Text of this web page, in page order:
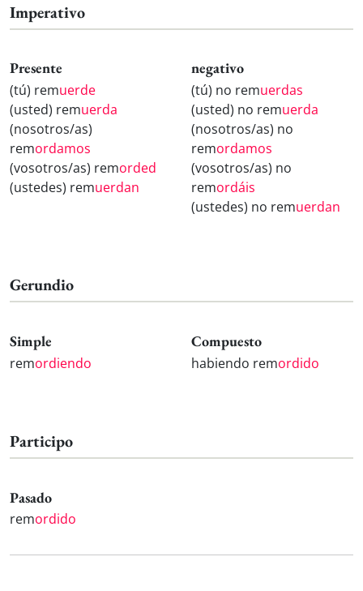
Imperativo
Presente
(tú) remuerde
(usted) remuerda
(nosotros/as)
remordamos
(vosotros/as) remorded
(ustedes) remuerdan
negativo
(tú) no remuerdas
(usted) no remuerda
(nosotros/as) no
remordamos
(vosotros/as) no
remordáis
(ustedes) no remuerdan
Gerundio
Simple
remordiendo
Compuesto
habiendo remordido
Participo
Pasado
remordido